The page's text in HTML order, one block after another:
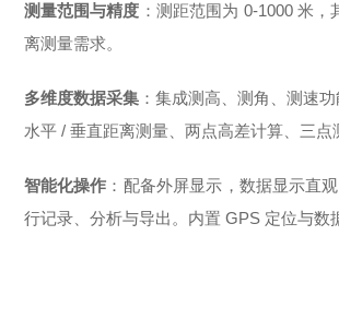
测量范围与精度 ：测距范围为 0-1000 米
离测量需求。
多维度数据采集：集成测高、测角、测速
水平 / 垂直距离测量、两点高差计算、三点
智能化操作 ：配备外屏显示，数据显示直
行记录、分析与导出。内置 GPS 定位与数